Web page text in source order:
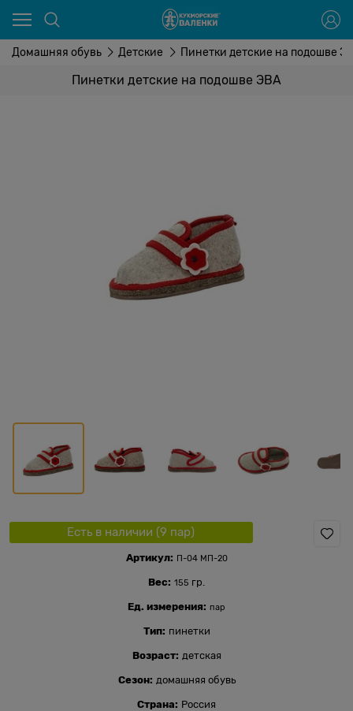
Домашняя обувь Детские Пинетки детские на подошве
Пинетки детские на подошве ЭВА
Есть в наличии (9 пар)
Артикул: П-04 МП-20
Вес: 155 гр.
Ед. измерения: пар
Тип: пинетки
Возраст: детская
Сезон: домашняя обувь
Страна: Россия